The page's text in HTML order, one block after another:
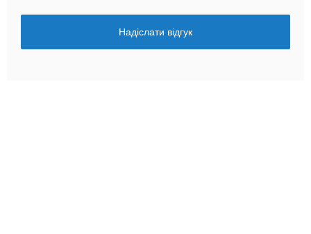
Надіслати відгук